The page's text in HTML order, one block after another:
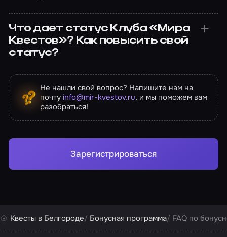
Что дает статус Клуба «Мира
Квестов»? Как повысить свой
статус?
Не нашли свой вопрос? Напишите нам на
почту info@mir-kvestov.ru, и мы поможем вам
разобраться!
Зарегистрироваться
Квесты в Белгороде Бонусная программа FAQ по